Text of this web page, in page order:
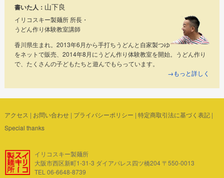
書いた人： 山下良
イリコスキー製麺所 所長・
うどん作り体験教室講師
香川県生まれ。2013年6月から手打ちうどんと自家製つゆ
をネットで販売、2014年8月にうどん作り体験教室を開始。うどん作り
で、たくさんの子どもたちと遊んでもらっています。
→もっと詳しく
アクセス | お問い合わせ| プライバシーポリシー | 特定商取引法に基づく表記|
Special thanks
イリコスキー製麺所
大阪市西区新町1-31-3 ダイアパレス四ツ橋204 〒550-0013
TEL 06-6648-8739